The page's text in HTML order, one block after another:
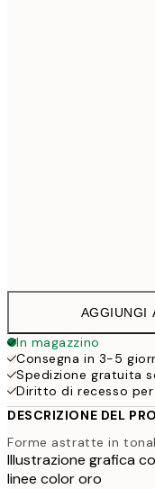
AGGIUNGI
In magazzino
Consegna in 3-5
Spedizione gratuita
Diritto di recesso
DESCRIZIONE DEL
Forme astratte in
Illustrazione grafica
linee color oro